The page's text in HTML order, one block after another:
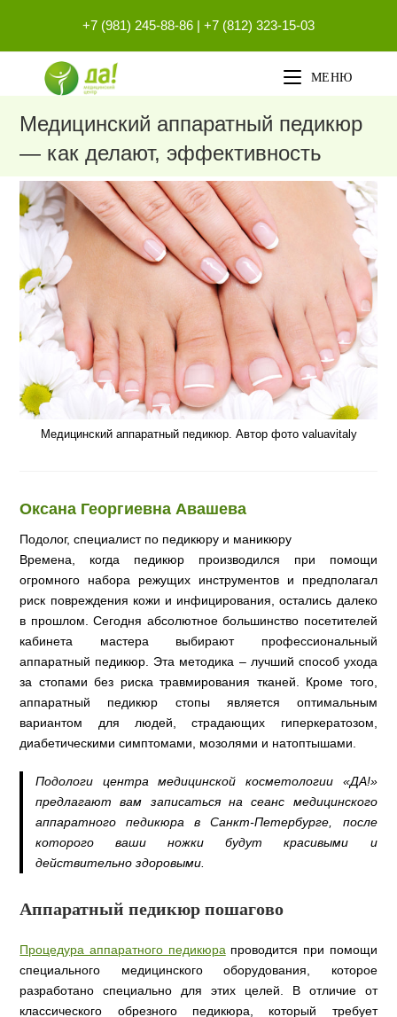
содержимому
+7 (981) 245-88-86 | +7 (812) 323-15-03
МЕНЮ
Медицинский аппаратный педикюр
— как делают, эффективность
Медицинский аппаратный педикюр. Автор фото valuavitaly
Оксана Георгиевна Авашева
Подолог, специалист по педикюру и маникюру
Времена, когда педикюр производился при помощи
огромного набора режущих инструментов и предполагал
риск повреждения кожи и инфицирования, остались далеко
в прошлом. Сегодня абсолютное большинство посетителей
кабинета мастера выбирают профессиональный
аппаратный педикюр. Эта методика – лучший способ ухода
за стопами без риска травмирования тканей. Кроме того,
аппаратный педикюр стопы является оптимальным
вариантом для людей, страдающих гиперкератозом,
диабетическими симптомами, мозолями и натоптышами.
Подологи центра медицинской косметологии «ДА!»
предлагают вам записаться на сеанс медицинского
аппаратного педикюра в Санкт-Петербурге, после
которого ваши ножки будут красивыми и
действительно здоровыми.
Аппаратный педикюр пошагово
Процедура аппаратного педикюра проводится при помощи
специального медицинского оборудования, которое
разработано специально для этих целей. В отличие от
классического обрезного педикюра, который требует